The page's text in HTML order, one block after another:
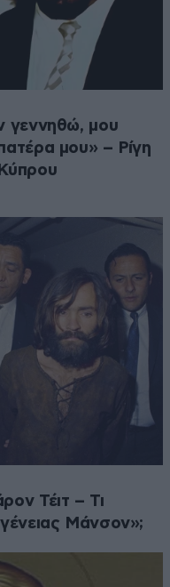
γεννηθώ, μου
μου» – Ρίγη
Τέιτ – Τι
Μάνσον»;